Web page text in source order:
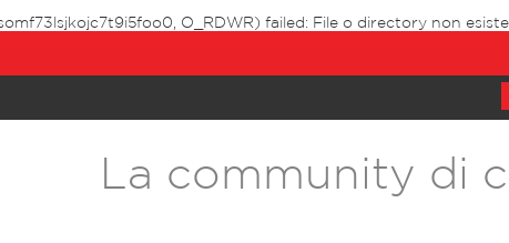
O_RDWR) failed: File o directory non
La community di